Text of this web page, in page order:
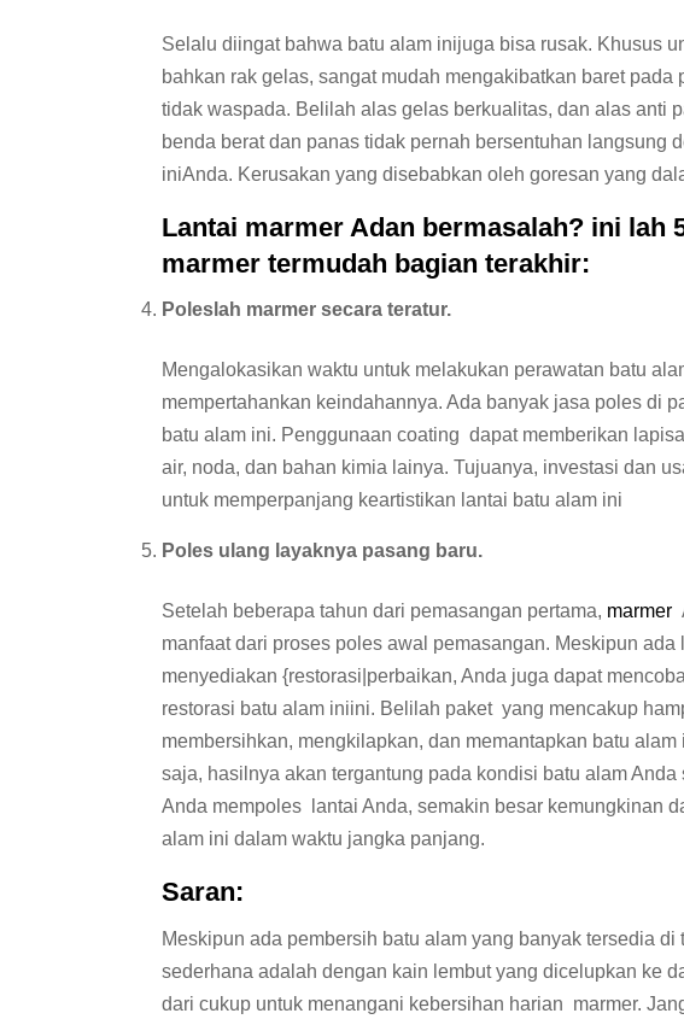
Selalu diingat bahwa batu alam inijuga bisa rusak. Khusus
bahkan rak gelas, sangat mudah mengakibatkan baret
tidak waspada. Belilah alas gelas berkualitas, dan alas anti
benda berat dan panas tidak pernah bersentuhan langsung
iniAnda. Kerusakan yang disebabkan oleh goresan yang
Lantai marmer Adan bermasalah? ini lah
marmer termudah bagian terakhir:
Poleslah marmer secara teratur.
Mengalokasikan waktu untuk melakukan perawatan batu
mempertahankan keindahannya. Ada banyak jasa poles di
batu alam ini. Penggunaan coating dapat memberikan
air, noda, dan bahan kimia lainya. Tujuanya, investasi dan
untuk memperpanjang keartistikan lantai batu alam ini
Poles ulang layaknya pasang baru.
Setelah beberapa tahun dari pemasangan pertama, marmer
manfaat dari proses poles awal pemasangan. Meskipun
menyediakan {restorasi|perbaikan, Anda juga dapat
restorasi batu alam iniini. Belilah paket yang mencakup
membersihkan, mengkilapkan, dan memantapkan batu
saja, hasilnya akan tergantung pada kondisi batu alam
Anda mempoles lantai Anda, semakin besar kemungkinan
alam ini dalam waktu jangka panjang.
Saran:
Meskipun ada pembersih batu alam yang banyak tersedia
sederhana adalah dengan kain lembut yang dicelupkan ke
dari cukup untuk menangani kebersihan harian marmer.